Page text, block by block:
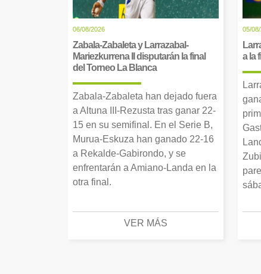
06/08/2026
Zabala-Zabaleta y Larrazabal-
Mariezkurrena II disputarán la final
del Torneo La Blanca
Zabala-Zabaleta han dejado fuera
a Altuna III-Rezusta tras ganar 22-
15 en su semifinal. En el Serie B,
Murua-Eskuza han ganado 22-16
a Rekalde-Gabirondo, y se
enfrentarán a Amiano-Landa en la
otra final.
VER MÁS
05/
a la